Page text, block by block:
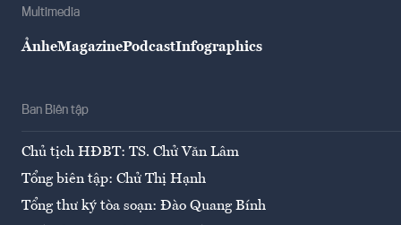
Multimedia
ẢnheMagazinePodcastInfographics
Ban Biên tập
Chủ tịch HĐBT: TS. Chử Văn Lâm
Tổng biên tập: Chử Thị Hạnh
Tổng thư ký tòa soạn: Đào Quang Bính